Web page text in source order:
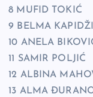
8 MUFID TOKIĆ
9 BELMA
10 ANELA
11 SAMIR POLJIĆ
12 ALBINA
13 ALMA